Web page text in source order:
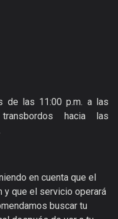
de las 11:00 p.m. a las
hacia las
en cuenta que el
y que el servicio operará
buscar tu